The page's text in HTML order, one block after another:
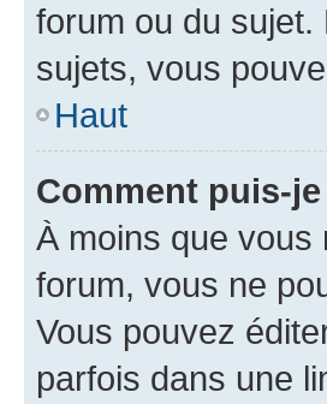
forum ou du
sujets, vous
Haut
Comment puis-
À moins que vous
forum, vous ne
Vous pouvez
parfois dans une